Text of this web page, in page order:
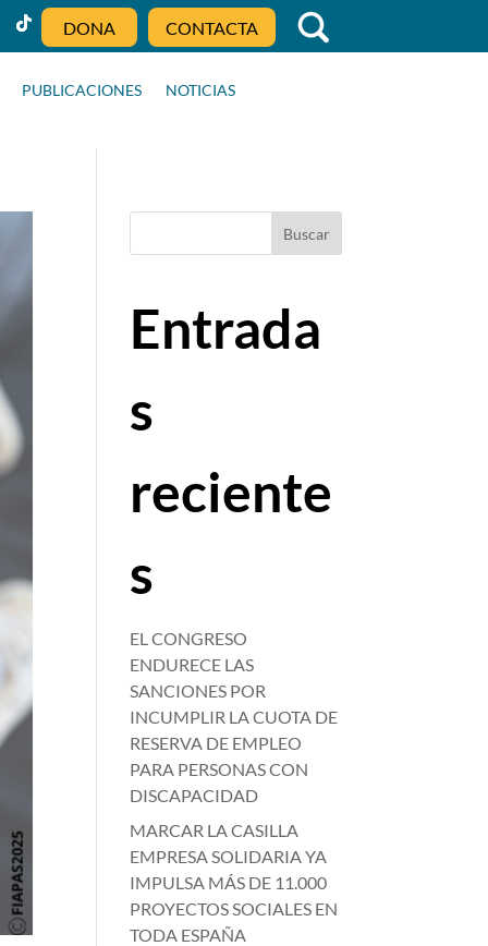
DONA CONTACTA
PUBLICACIONES NOTICIAS
Buscar
Entrada
s
reciente
s
EL CONGRESO
ENDURECE LAS
SANCIONES POR
INCUMPLIR LA CUOTA DE
RESERVA DE EMPLEO
PARA PERSONAS CON
DISCAPACIDAD
MARCAR LA CASILLA
EMPRESA SOLIDARIA YA
IMPULSA MÁS DE 11.000
PROYECTOS SOCIALES EN
TODA ESPAÑA